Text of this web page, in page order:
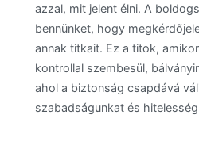
azzal, mit jelent élni. A
bennünket, hogy
annak titkait. Ez a titok,
kontrollal szembesül,
ahol a biztonság csapdává
szabadságunkat és